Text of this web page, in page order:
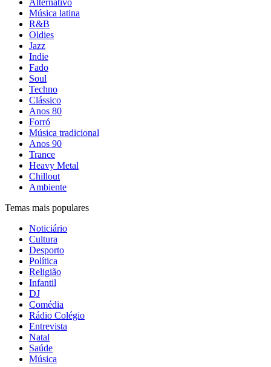
Alternativo
Música latina
R&B
Oldies
Jazz
Indie
Fado
Soul
Techno
Clássico
Anos 80
Forró
Música tradicional
Anos 90
Trance
Heavy Metal
Chillout
Ambiente
Temas mais populares
Noticiário
Cultura
Desporto
Política
Religião
Infantil
DJ
Comédia
Rádio Colégio
Entrevista
Natal
Saúde
Música